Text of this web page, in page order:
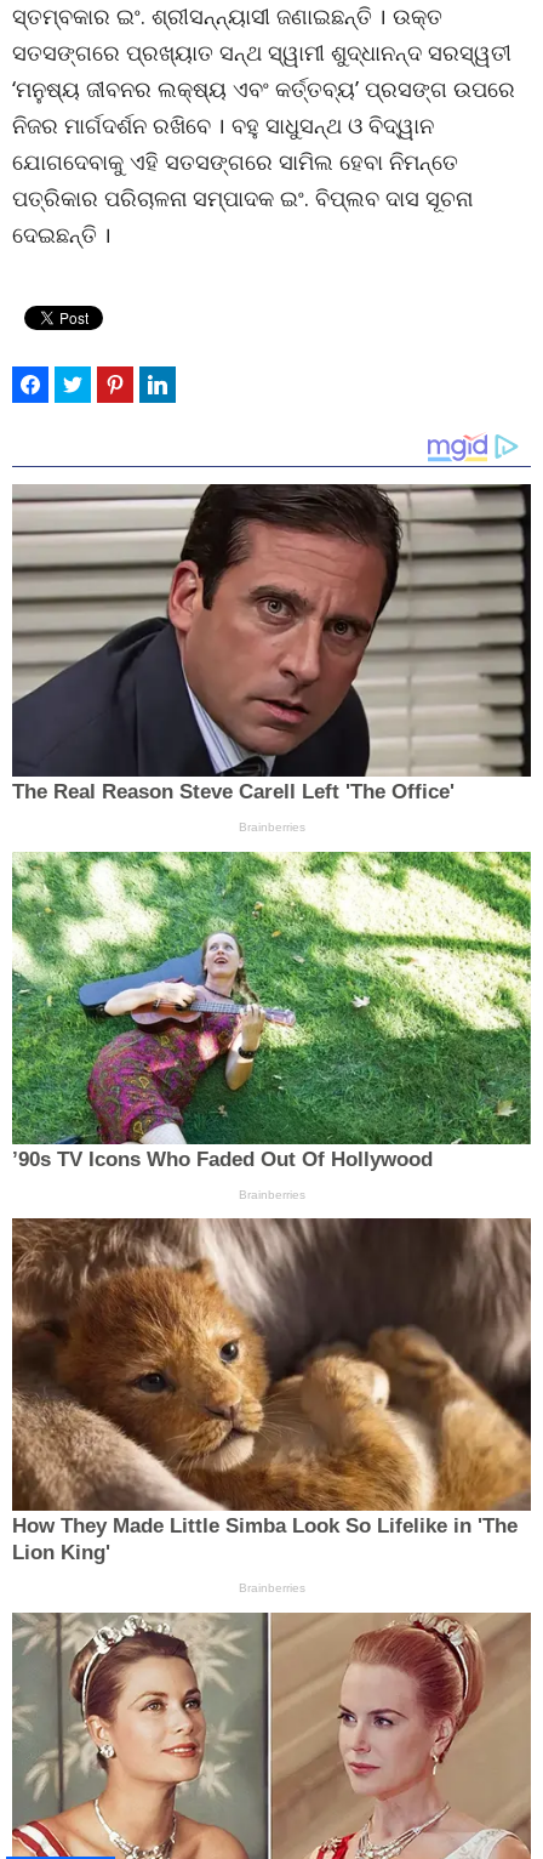
ସ୍ତମ୍ବକାର ଇଂ. ଶ୍ରୀସନ୍ନ୍ୟାସୀ ଜଣାଇଛନ୍ତି । ଉକ୍ତ
ସତସଙ୍ଗରେ ପ୍ରଖ୍ୟାତ ସନ୍ଥ ସ୍ୱାମୀ ଶୁଦ୍ଧାନନ୍ଦ ସରସ୍ୱତୀ
‘ମନୁଷ୍ୟ ଜୀବନର ଲକ୍ଷ୍ୟ ଏବଂ କର୍ତ୍ତବ୍ୟ’ ପ୍ରସଙ୍ଗ ଉପରେ
ନିଜର ମାର୍ଗଦର୍ଶନ ରଖିବେ । ବହୁ ସାଧୁସନ୍ଥ ଓ ବିଦ୍ୱାନ
ଯୋଗଦେବାକୁ ଏହି ସତସଙ୍ଗରେ ସାମିଲ ହେବା ନିମନ୍ତେ
ପତ୍ରିକାର ପରିଚାଳନା ସମ୍ପାଦକ ଇଂ. ବିପ୍ଲବ ଦାସ ସୂଚନା
ଦେଇଛନ୍ତି ।